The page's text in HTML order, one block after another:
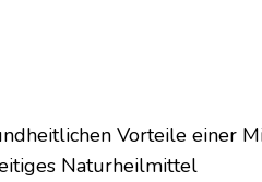
Vorteile einer
Naturheilmittel